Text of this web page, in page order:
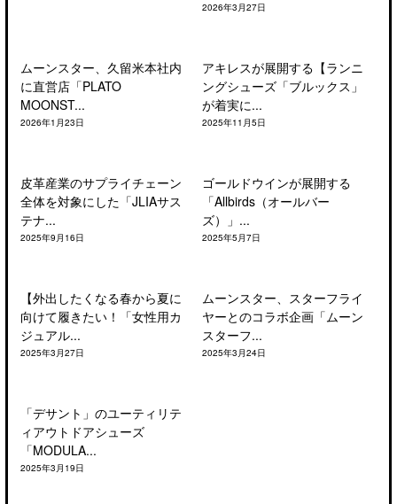
2026年3月27日
ムーンスター、久留米本社内
に直営店「PLATO
MOONST...
2026年1月23日
アキレスが展開する【ランニ
ングシューズ「ブルックス」
が着実に...
2025年11月5日
皮革産業のサプライチェーン
全体を対象にした「JLIAサス
テナ...
2025年9月16日
ゴールドウインが展開する
「Allbirds（オールバー
ズ）」...
2025年5月7日
【外出したくなる春から夏に
向けて履きたい！「女性用カ
ジュアル...
2025年3月27日
ムーンスター、スターフライ
ヤーとのコラボ企画「ムーン
スターフ...
2025年3月24日
「デサント」のユーティリテ
ィアウトドアシューズ
「MODULA...
2025年3月19日